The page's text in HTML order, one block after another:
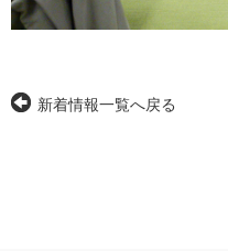
新着情報一覧へ戻る